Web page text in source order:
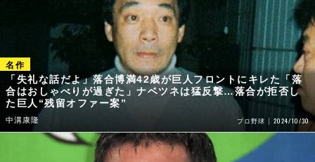
「失礼な話だよ」落合博満42歳が巨人フロントにキレた「落
合はおしゃべりが過ぎた」ナベツネは猛反撃…落合が拒否し
た巨人“残留オファー案”
中溝康隆 プロ野球 2024/10/30